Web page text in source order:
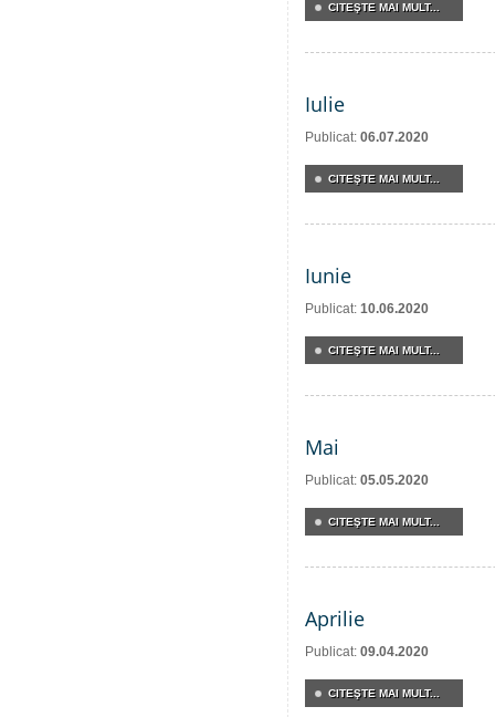
CITEŞTE MAI MULT...
Iulie
Publicat: 06.07.2020
CITEŞTE MAI MULT...
Iunie
Publicat: 10.06.2020
CITEŞTE MAI MULT...
Mai
Publicat: 05.05.2020
CITEŞTE MAI MULT...
Aprilie
Publicat: 09.04.2020
CITEŞTE MAI MULT...